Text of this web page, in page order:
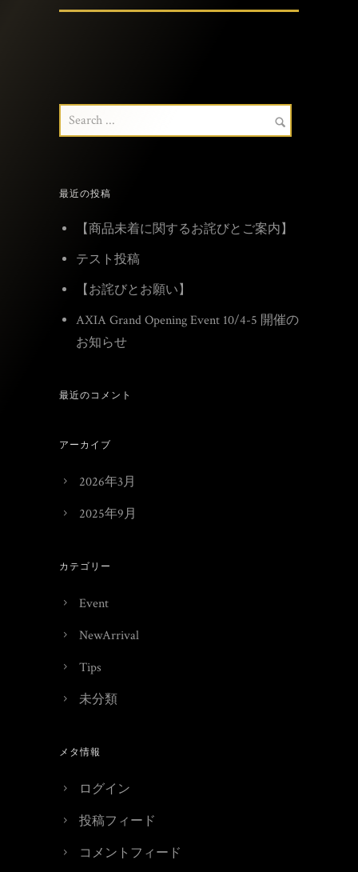
最近の投稿
【商品未着に関するお詫びとご案内】
テスト投稿
【お詫びとお願い】
AXIA Grand Opening Event 10/4-5 開催の
お知らせ
最近のコメント
アーカイブ
2026年3月
2025年9月
カテゴリー
Event
NewArrival
Tips
未分類
メタ情報
ログイン
投稿フィード
コメントフィード